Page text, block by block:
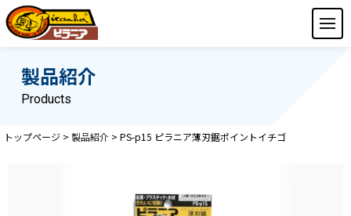
製品紹介
Products
トップページ > 製品紹介 > PS-p15 ピラニア薄刃鋸ポイントイチゴ